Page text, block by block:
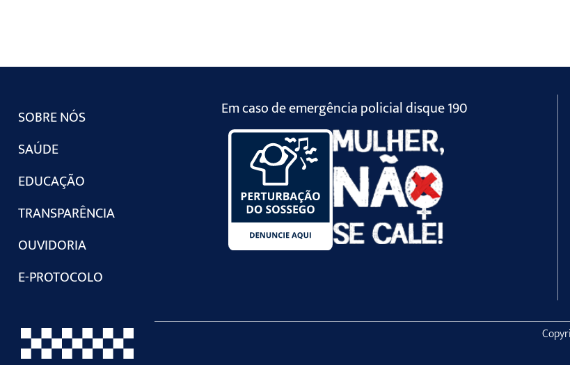
SOBRE NÓS
SAÚDE
EDUCAÇÃO
TRANSPARÊNCIA
OUVIDORIA
E-PROTOCOLO
Em caso de emergência policial disque 190